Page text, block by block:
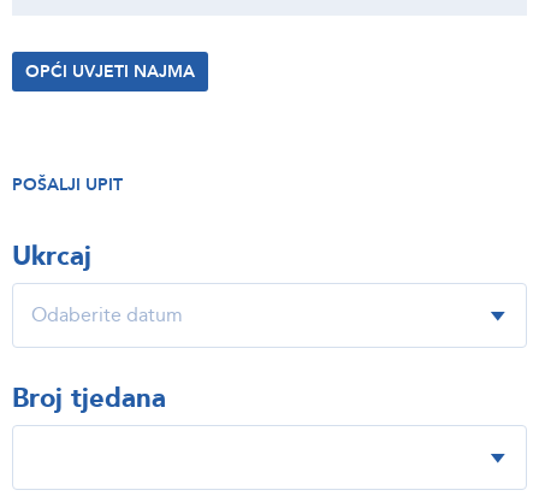
OPĆI UVJETI NAJMA
POŠALJI UPIT
Ukrcaj
Broj tjedana